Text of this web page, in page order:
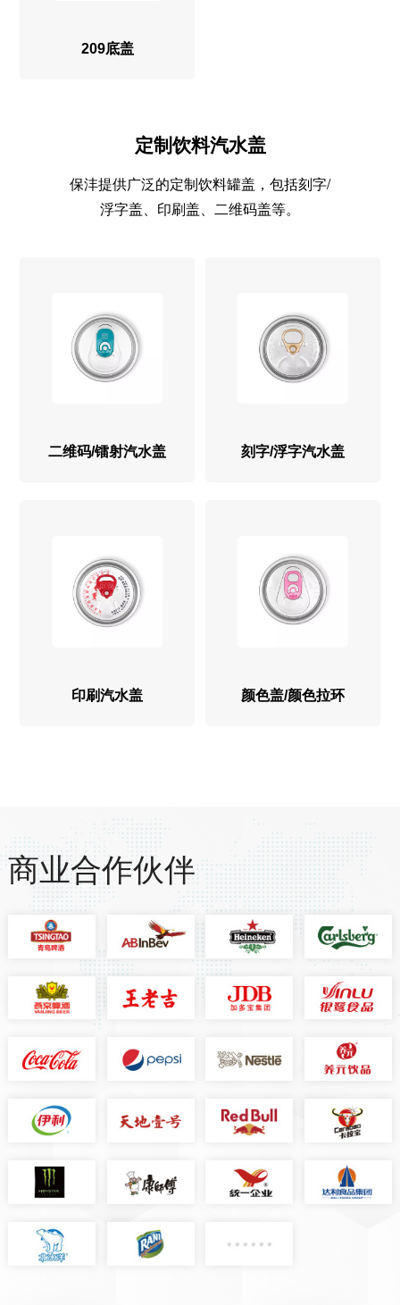
209底盖
定制饮料汽水盖
保沣提供广泛的定制饮料罐盖，包括刻字/
浮字盖、印刷盖、二维码盖等。
二维码/镭射汽水盖 刻字/浮字汽水盖
印刷汽水盖 颜色盖/颜色拉环
商业合作伙伴